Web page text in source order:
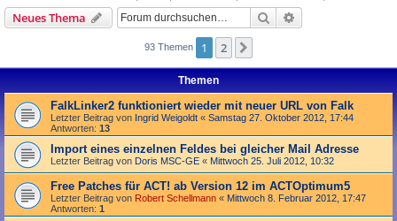
Neues Thema Suche
93 Themen 1 2
Themen
FalkLinker2 funktioniert wieder mit neuer URL von Falk
Letzter Beitrag von Ingrid Weigoldt « Samstag 27. Oktober 2012, 17:44
Antworten: 13
Import eines einzelnen Feldes bei gleicher Mail Adresse
Letzter Beitrag von Doris MSC-GE « Mittwoch 25. Juli 2012, 10:32
Free Patches für ACT! ab Version 12 im ACTOptimum5
Letzter Beitrag von Robert Schellmann « Mittwoch 8. Februar 2012, 17:47
Antworten: 1